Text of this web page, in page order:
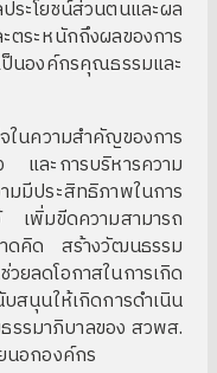
โยชน์ส่วนตนและผล
ระหนักถึงผลของการ
องค์กรคุณธรรมและ
นความสำคัญของการ
และการบริหารความ
มีประสิทธิภาพในการ
เพิ่มขีดความสามารถ
ดคิด สร้างวัฒนธรรม
ยลดโอกาสในการเกิด
สนุนให้เกิดการดำเนิน
รรมาภิบาลของ สวพส.
นอกองค์กร